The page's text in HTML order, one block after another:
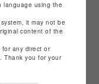
language using the
it may not be
content of the
any direct or
Thank you for your